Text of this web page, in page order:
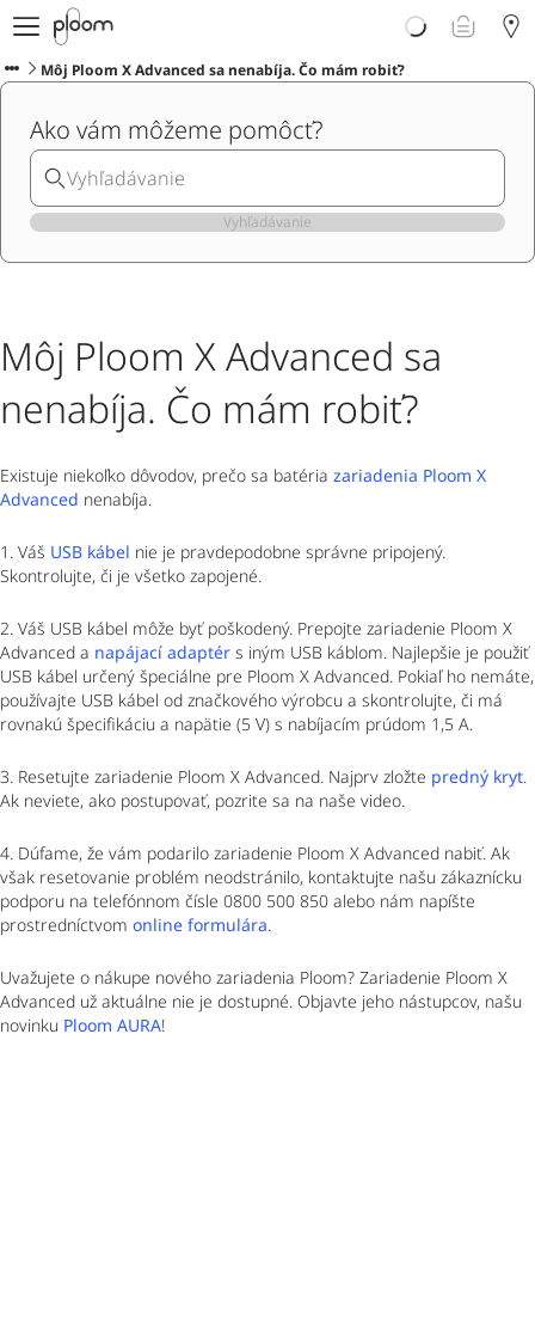
E-shop
Ploom AURA
Podpora
Ploom Club
Môj Ploom X Advanced sa nenabíja. Čo mám robiť?
Ako vám môžeme pomôcť?
Vyhľadávanie
Môj Ploom X Advanced sa
nenabíja. Čo mám robiť?
Existuje niekoľko dôvodov, prečo sa batéria zariadenia Ploom X
Advanced nenabíja.
1. Váš USB kábel nie je pravdepodobne správne pripojený.
Skontrolujte, či je všetko zapojené.
2. Váš USB kábel môže byť poškodený. Prepojte zariadenie Ploom X
Advanced a napájací adaptér s iným USB káblom. Najlepšie je použiť
USB kábel určený špeciálne pre Ploom X Advanced. Pokiaľ ho nemáte,
používajte USB kábel od značkového výrobcu a skontrolujte, či má
rovnakú špecifikáciu a napätie (5 V) s nabíjacím prúdom 1,5 A.
3. Resetujte zariadenie Ploom X Advanced. Najprv zložte predný kryt.
Ak neviete, ako postupovať, pozrite sa na naše video.
4. Dúfame, že vám podarilo zariadenie Ploom X Advanced nabiť. Ak
však resetovanie problém neodstránilo, kontaktujte našu zákaznícku
podporu na telefónnom čísle 0800 500 850 alebo nám napíšte
prostredníctvom online formulára.
Uvažujete o nákupe nového zariadenia Ploom? Zariadenie Ploom X
Advanced už aktuálne nie je dostupné. Objavte jeho nástupcov, našu
novinku Ploom AURA!